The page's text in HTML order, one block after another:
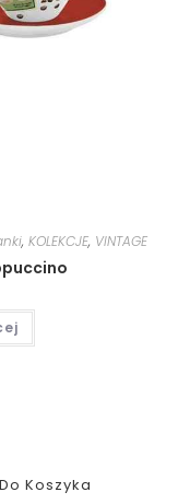
, KOLEKCJE, VINTAGE
Koszyka